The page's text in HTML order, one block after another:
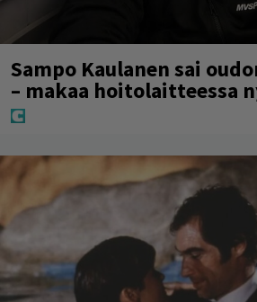
Sampo Kaulanen sai
– makaa hoitolaitteessa